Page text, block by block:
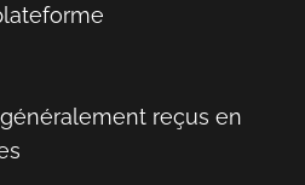
reçus en